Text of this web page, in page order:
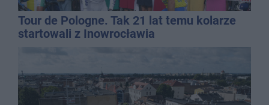
Tour de Pologne. Tak 21 lat temu kolarze
startowali z Inowrocławia